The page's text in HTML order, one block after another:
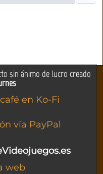
sin ánimo de lucro creado
en Ko-Fi
vía PayPal
web